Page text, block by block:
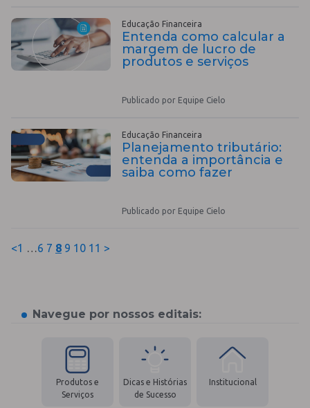
Educação Financeira
Entenda como calcular a
margem de lucro de
produtos e serviços
Publicado por Equipe Cielo
Educação Financeira
Planejamento tributário:
entenda a importância e
saiba como fazer
Publicado por Equipe Cielo
<1 …6 7 8 9 10 11 >
Navegue por nossos editais:
Produtos e
Serviços
Dicas e Histórias
de Sucesso
Institucional